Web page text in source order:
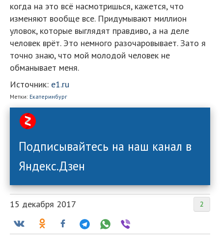
когда на это всё насмотришься, кажется, что
изменяют вообще все. Придумывают миллион
уловок, которые выглядят правдиво, а на деле
человек врёт. Это немного разочаровывает. Зато я
точно знаю, что мой молодой человек не
обманывает меня.
Источник: e1.ru
Метки: Екатеринбург
Подписывайтесь на наш канал в
Яндекс.Дзен
2
15 декабря 2017